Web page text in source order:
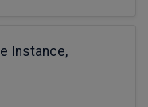
Instance,